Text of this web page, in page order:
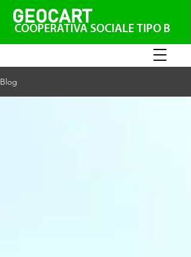
GEOCART
COOPERATIVA SOCIALE TIPO B
Blog